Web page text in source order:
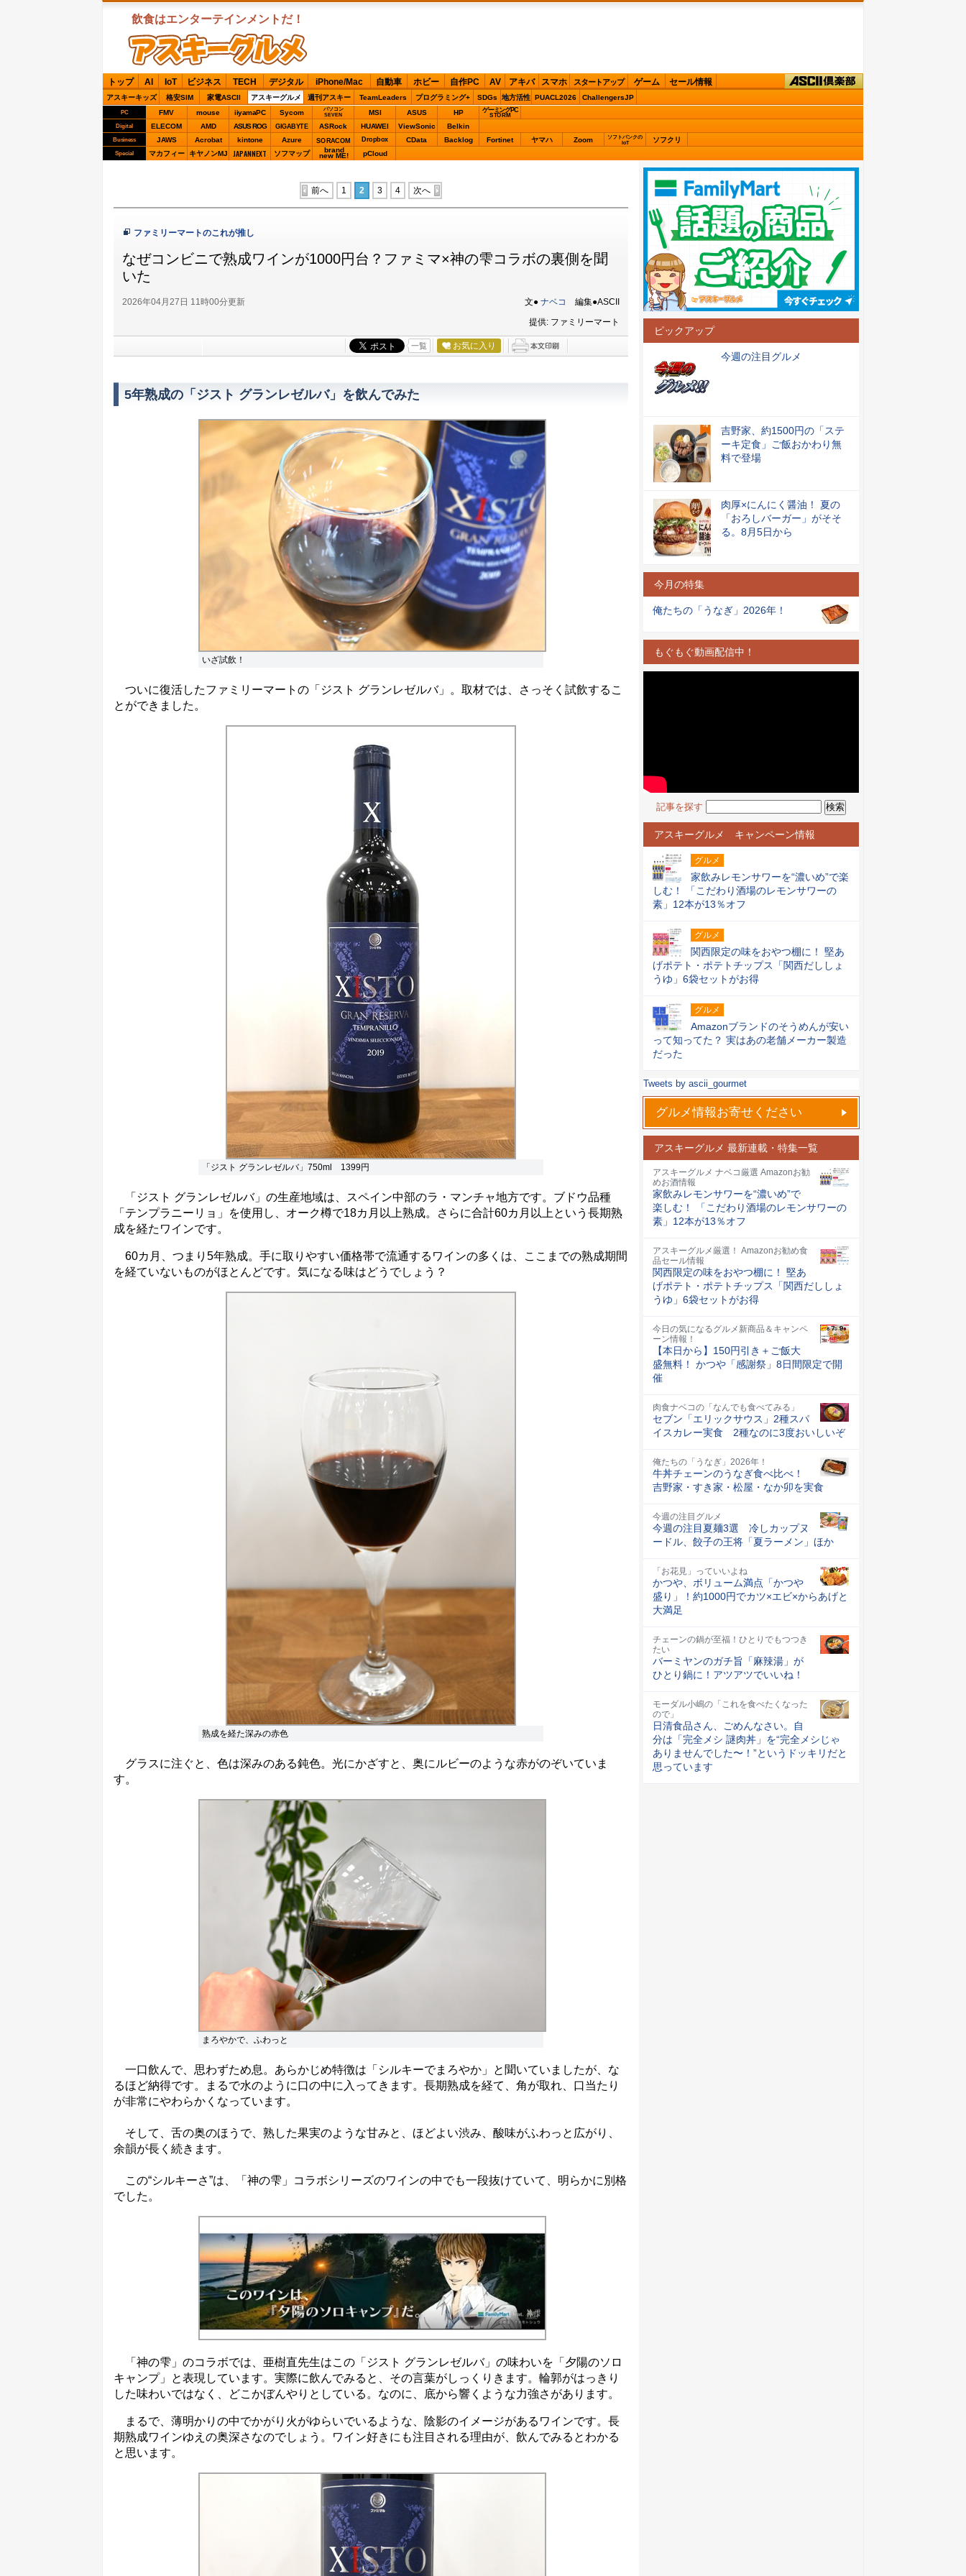
飲食はエンターテインメントだ！
ASCIIグルメ
トップ AI IoT ビジネス TECH デジタル iPhone/Mac 自動車 ホビー 自作PC AV アキバ スマホ スタートアップ ゲーム セール情報
アスキーキッズ 格安SIM 家電ASCII アスキーグルメ 週刊アスキー TeamLeaders プログラミング+ SDGs 地方活性 PUACL2026 ChallengersJP
PC FMV mouse iiyamaPC Sycom
パソコン
SEVEN
MSI ASUS HP ゲーミングPC
STORM
Digital ELECOM AMD ASUS ROG GIGABYTE ASRock HUAWEI ViewSonic Belkin
Business JAWS Acrobat kintone Azure SORACOM Dropbox CData Backlog Fortinet ヤマハ Zoom
ソフトバンクの
IoT
ソフクリ
Special マカフィー キヤノンMJ JAPANNEXT ソフマップ brand
new ME! pCloud
前へ 1 2 3 4 次へ
ファミリーマートのこれが推し
なぜコンビニで熟成ワインが1000円台？ファミマ×神の雫コラボの裏側を聞
いた
2026年04月27日 11時00分更新 文● ナベコ
編集●ASCII
提供: ファミリーマート
一覧 お気に入り
5年熟成の「ジスト グランレゼルバ」を飲んでみた
いざ試飲！
ついに復活したファミリーマートの「ジスト グランレゼルバ」。取材では、さっそく試飲するこ
とができました。
「ジスト グランレゼルバ」750ml 1399円
「ジスト グランレゼルバ」の生産地域は、スペイン中部のラ・マンチャ地方です。ブドウ品種
「テンプラニーリョ」を使用し、オーク樽で18カ月以上熟成。さらに合計60カ月以上という長期熟
成を経たワインです。
60カ月、つまり5年熟成。手に取りやすい価格帯で流通するワインの多くは、ここまでの熟成期間
を経ていないものがほとんどです。気になる味はどうでしょう？
熟成を経た深みの赤色
グラスに注ぐと、色は深みのある鈍色。光にかざすと、奥にルビーのような赤がのぞいていま
す。
まろやかで、ふわっと
一口飲んで、思わずため息。あらかじめ特徴は「シルキーでまろやか」と聞いていましたが、な
るほど納得です。まるで水のように口の中に入ってきます。長期熟成を経て、角が取れ、口当たり
が非常にやわらかくなっています。
そして、舌の奥のほうで、熟した果実のような甘みと、ほどよい渋み、酸味がふわっと広がり、
余韻が長く続きます。
この“シルキーさ”は、「神の雫」コラボシリーズのワインの中でも一段抜けていて、明らかに別格
でした。
「神の雫」のコラボでは、亜樹直先生はこの「ジスト グランレゼルバ」の味わいを「夕陽のソロ
キャンプ」と表現しています。実際に飲んでみると、その言葉がしっくりきます。輪郭がはっきり
した味わいではなく、どこかぼんやりとしている。なのに、底から響くような力強さがあります。
まるで、薄明かりの中でかがり火がゆらいでいるような、陰影のイメージがあるワインです。長
期熟成ワインゆえの奥深さなのでしょう。ワイン好きにも注目される理由が、飲んでみるとわかる
と思います。
ピックアップ
今週の注目グルメ
吉野家、約1500円の「ステ
ーキ定食」ご飯おかわり無
料で登場
肉厚×にんにく醤油！ 夏の
「おろしバーガー」がそそ
る。8月5日から
今月の特集
俺たちの「うなぎ」2026年！
もぐもぐ動画配信中！
記事を探す
アスキーグルメ キャンペーン情報
グルメ
家飲みレモンサワーを“濃いめ”で楽
しむ！ 「こだわり酒場のレモンサワーの
素」12本が13％オフ
グルメ
関西限定の味をおやつ棚に！ 堅あ
げポテト・ポテトチップス「関西だししょ
うゆ」6袋セットがお得
グルメ
Amazonブランドのそうめんが安い
って知ってた？ 実はあの老舗メーカー製造
だった
Tweets by ascii_gourmet
グルメ情報お寄せください
アスキーグルメ 最新連載・特集一覧
アスキーグルメ ナベコ厳選 Amazonお勧
めお酒情報
家飲みレモンサワーを“濃いめ”で
楽しむ！ 「こだわり酒場のレモンサワーの
素」12本が13％オフ
アスキーグルメ厳選！ Amazonお勧め食
品セール情報
関西限定の味をおやつ棚に！ 堅あ
げポテト・ポテトチップス「関西だししょ
うゆ」6袋セットがお得
今日の気になるグルメ新商品＆キャンペ
ーン情報！
【本日から】150円引き＋ご飯大
盛無料！ かつや「感謝祭」8日間限定で開
催
肉食ナベコの「なんでも食べてみる」
セブン「エリックサウス」2種スパ
イスカレー実食 2種なのに3度おいしいぞ
俺たちの「うなぎ」2026年！
牛丼チェーンのうなぎ食べ比べ！
吉野家・すき家・松屋・なか卯を実食
今週の注目グルメ
今週の注目夏麺3選 冷しカップヌ
ードル、餃子の王将「夏ラーメン」ほか
「お花見」っていいよね
かつや、ボリューム満点「かつや
盛り」！約1000円でカツ×エビ×からあげと
大満足
チェーンの鍋が至福！ひとりでもつつき
たい
バーミヤンのガチ旨「麻辣湯」が
ひとり鍋に！アツアツでいいね！
モーダル小嶋の「これを食べたくなった
ので」
日清食品さん、ごめんなさい。自
分は「完全メシ 謎肉丼」を“完全メシじゃ
ありませんでした〜！”というドッキリだと
思っています